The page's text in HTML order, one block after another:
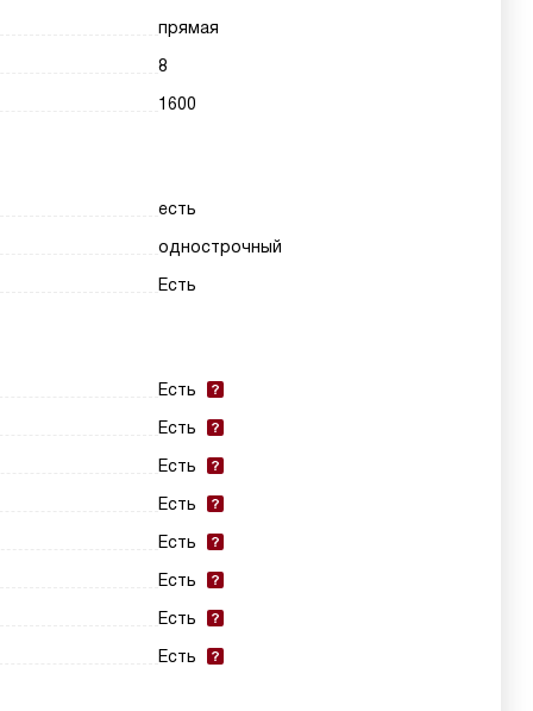
прямая
8
1600
есть
однострочный
Есть
Есть
Есть
Есть
Есть
Есть
Есть
Есть
Есть